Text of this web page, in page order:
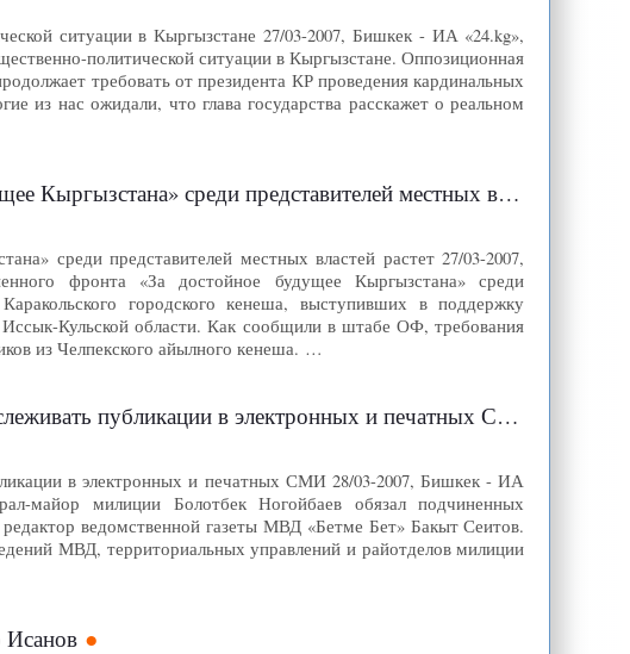
ситуации в Кыргызстане 27/03-2007, Бишкек - ИА «24.kg»,
политической ситуации в Кыргызстане. Оппозиционная
требовать от президента КР проведения кардинальных
нас ожидали, что глава государства расскажет о реальном
среди представителей местных властей растет
среди представителей местных властей растет 27/03-2007,
фронта «За достойное будущее Кыргызстана» среди
городского кенеша, выступивших в поддержку
Кульской области. Как сообщили в штабе ОФ, требования
из Челпекского айылного кенеша. …
публикации в электронных и печатных СМИ
в электронных и печатных СМИ 28/03-2007, Бишкек - ИА
майор милиции Болотбек Ногойбаев обязал подчиненных
ведомственной газеты МВД «Бетме Бет» Бакыт Сеитов.
МВД, территориальных управлений и райотделов милиции
Исанов